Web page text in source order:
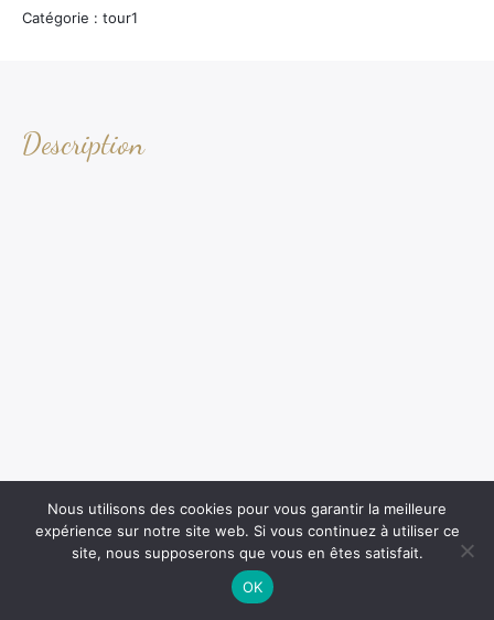
2026_FSGT_Samedi_tour1_182
Catégorie : tour1
Description
Nous utilisons des cookies pour vous garantir la meilleure
expérience sur notre site web. Si vous continuez à utiliser ce
site, nous supposerons que vous en êtes satisfait.
OK